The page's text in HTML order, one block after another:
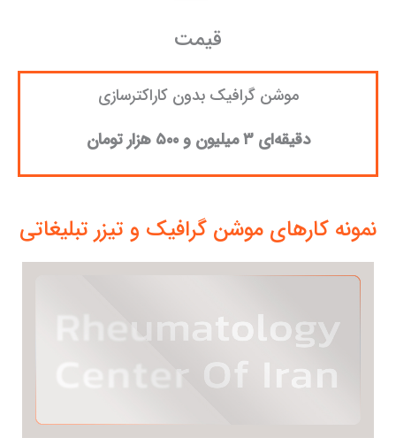
قیمت
موشن گرافیک بدون کاراکترسازی
دقیقه‌ای ۳ میلیون و ۵۰۰ هزار تومان
نمونه کارهای موشن گرافیک و تیزر تبلیغاتی